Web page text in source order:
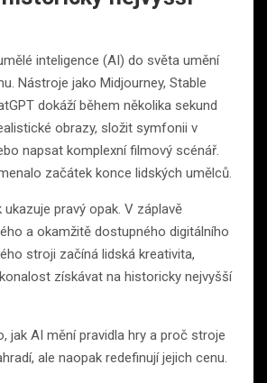
inteligence (AI) do světa umění
Nástroje jako Midjourney, Stable
dokáží během několika sekund
obrazy, složit symfonii v
napsat komplexní filmový scénář.
začátek konce lidských umělců.
pravý opak. V záplavě
a okamžitě dostupného digitálního
stroji začíná lidská kreativita,
získávat na historicky nejvyšší
jak AI mění pravidla hry a proč stroje
ale naopak redefinují jejich cenu.